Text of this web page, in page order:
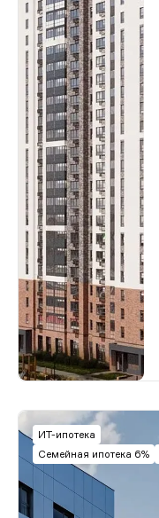
ИТ-ипотека
Семейная ипотека 6%